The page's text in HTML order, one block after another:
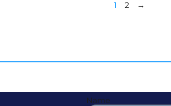
1 2 →
Name